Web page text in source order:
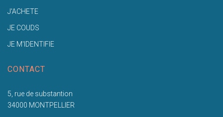
J'ACHETE
JE COUDS
JE M'IDENTIFIE
CONTACT
5, rue de substantion
34000 MONTPELLIER